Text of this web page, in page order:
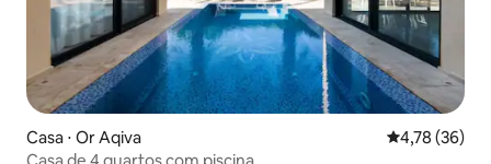
Casa ⋅ Or Aqiva 4,78 de uma
4,78 (36)